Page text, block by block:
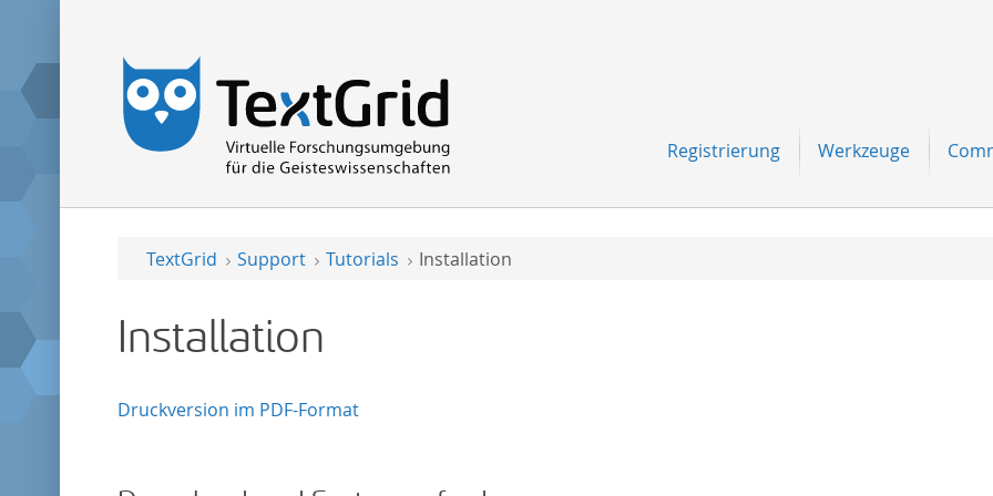
Registrierung Werkzeuge
TextGrid Support Tutorials Installation
Installation
Druckversion im PDF-Format